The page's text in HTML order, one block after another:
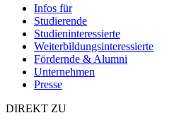
Infos für
Studierende
Studieninteressierte
Weiterbildungsinteressierte
Fördernde & Alumni
Unternehmen
Presse
DIREKT ZU